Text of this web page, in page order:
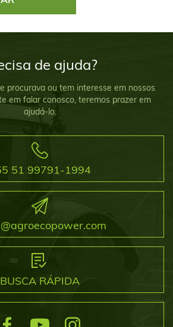
de ajuda?
procurava ou tem interesse em nossos
em falar conosco, teremos prazer em
ajudá-lo.
51 99791-1994
BUSCA RÁPIDA